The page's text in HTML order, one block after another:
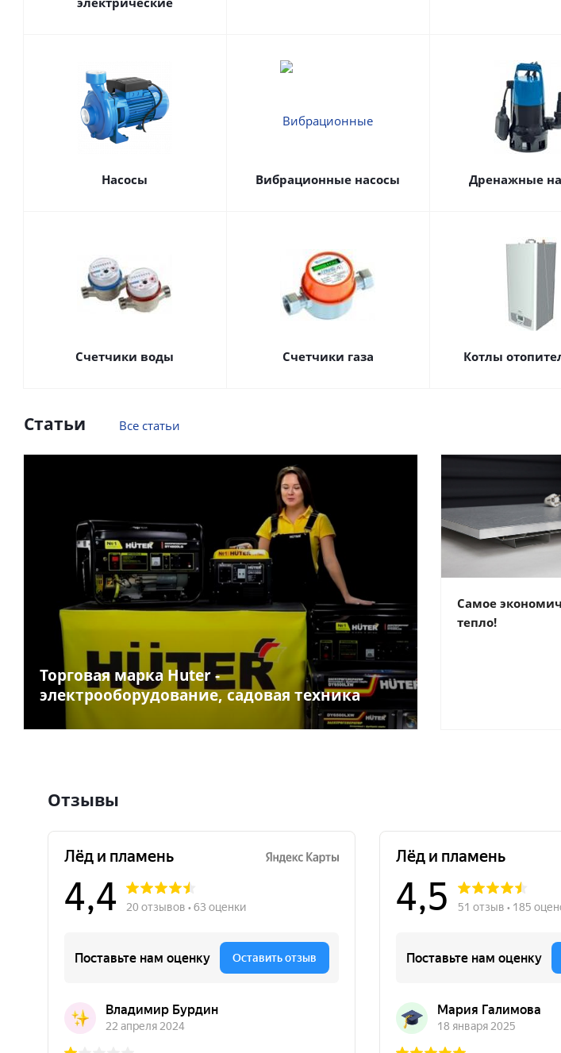
Насосы Вибрационные насосы Дренажные
Счетчики воды Счетчики газа Котлы
Статьи Все статьи
Торговая марка Huter -
электрооборудование, садовая техника
Самое
тепло!
Отзывы